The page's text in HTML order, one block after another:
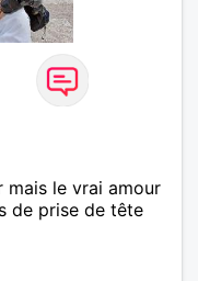
mais le vrai amour
de prise de tête